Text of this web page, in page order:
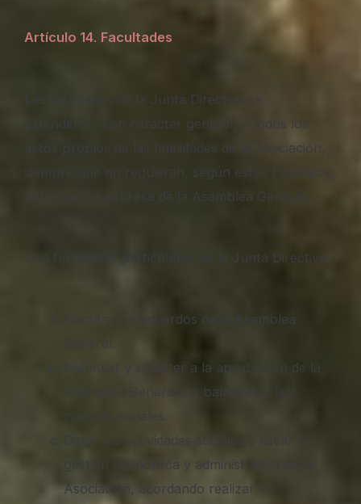
Artículo 14. Facultades
Las facultades de la Junta Directiva se
extenderán, con carácter general, a todos los
actos propios de las finalidades de la Asociación,
siempre que no requieran, según estos Estatutos,
autorización expresa de la Asamblea General.
Son facultades particulares de la Junta Directiva:
Ejecutar los acuerdos de la Asamblea
Formular y someter a la aprobación de la
Asamblea General los balances y las
cuentas anuales.
Dirigir las actividades sociales y llevar la
gestión económica y administrativa de la
Asociación, acordando realizar los